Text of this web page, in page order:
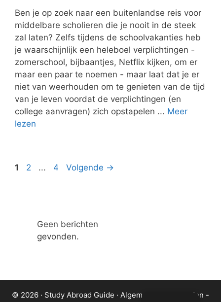
Ben je op zoek naar een buitenlandse reis voor
middelbare scholieren die je nooit in de steek
zal laten? Zelfs tijdens de schoolvakanties heb
je waarschijnlijk een heleboel verplichtingen -
zomerschool, bijbaantjes, Netflix kijken, om er
maar een paar te noemen - maar laat dat je er
niet van weerhouden om te genieten van de tijd
van je leven voordat de verplichtingen (en
college aanvragen) zich opstapelen ... Meer
lezen
Pagina
1 Pagina
2 ... Pagina
4 Volgende →
Geen berichten
gevonden.
© 2026 · Study Abroad Guide · Algemene voorwaarden -